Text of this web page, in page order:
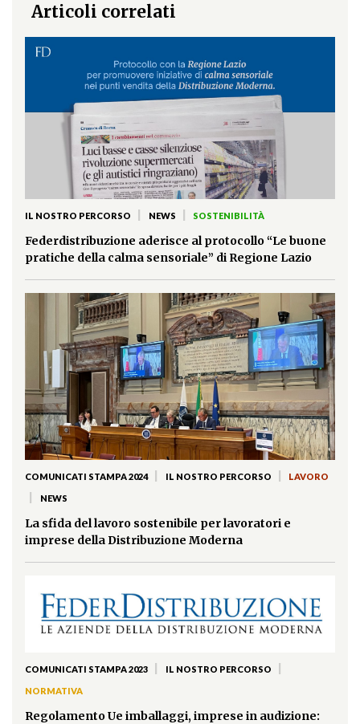
Articoli correlati
IL NOSTRO PERCORSO NEWS SOSTENIBILITÀ
Federdistribuzione aderisce al protocollo “Le buone
pratiche della calma sensoriale” di Regione Lazio
COMUNICATI STAMPA 2024 IL NOSTRO PERCORSO LAVORO
NEWS
La sfida del lavoro sostenibile per lavoratori e
imprese della Distribuzione Moderna
COMUNICATI STAMPA 2023 IL NOSTRO PERCORSO
NORMATIVA
Regolamento Ue imballaggi, imprese in audizione: